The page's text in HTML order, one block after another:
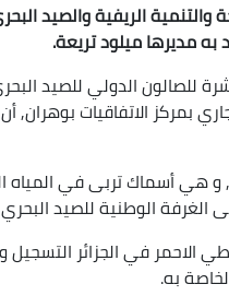
والتنمية الريفية والصيد
مديرها ميلود تريعة.
الدولي للصيد
الذي تستمر فعاليته الى غاية 9 نوفمبر الجاري بمركز
و هي أسماك تربى في المياه
الوطنية للصيد البحري
في الجزائر التسجيل
به.